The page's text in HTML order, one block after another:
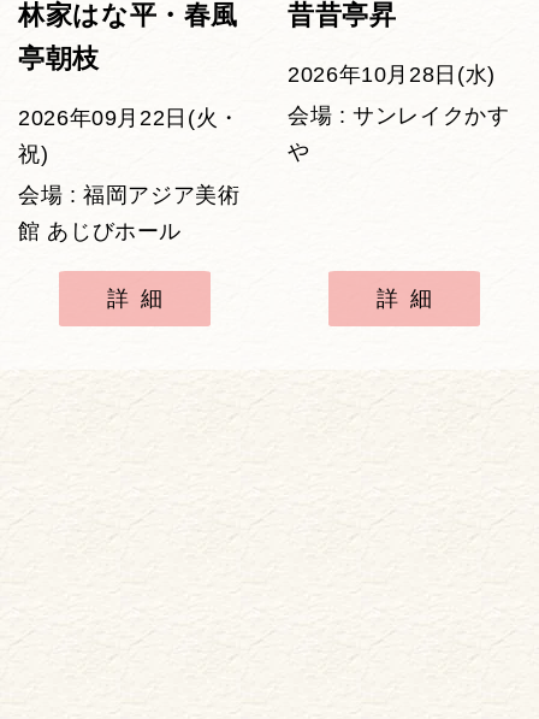
林家はな平・春風
亭朝枝
2026年09月22日(火・
祝)
会場 : 福岡アジア美術
館 あじびホール
詳細
昔昔亭昇
2026年10月28日(水)
会場 : サンレイクかす
や
詳細